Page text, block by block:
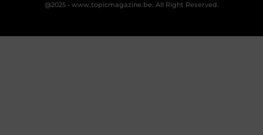
@2025 - www.topicmagazine.be. All Right Reserved.